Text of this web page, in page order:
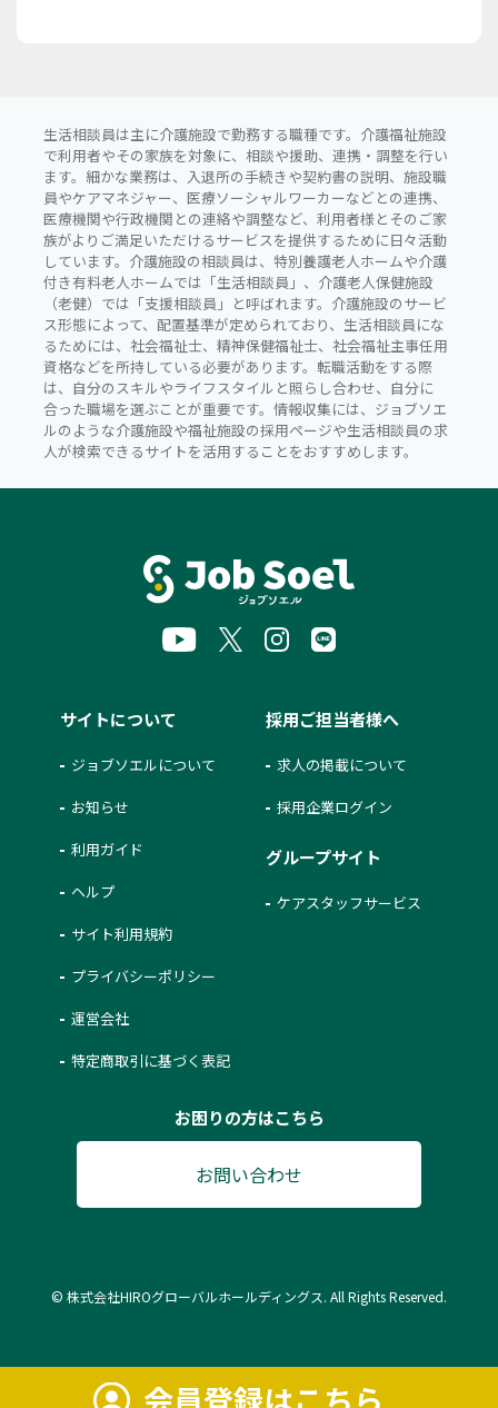
生活相談員は主に介護施設で勤務する職種です。介護福祉施設
で利用者やその家族を対象に、相談や援助、連携・調整を行い
ます。細かな業務は、入退所の手続きや契約書の説明、施設職
員やケアマネジャー、医療ソーシャルワーカーなどとの連携、
医療機関や行政機関との連絡や調整など、利用者様とそのご家
族がよりご満足いただけるサービスを提供するために日々活動
しています。介護施設の相談員は、特別養護老人ホームや介護
付き有料老人ホームでは「生活相談員」、介護老人保健施設
（老健）では「支援相談員」と呼ばれます。介護施設のサービ
ス形態によって、配置基準が定められており、生活相談員にな
るためには、社会福祉士、精神保健福祉士、社会福祉主事任用
資格などを所持している必要があります。転職活動をする際
は、自分のスキルやライフスタイルと照らし合わせ、自分に
合った職場を選ぶことが重要です。情報収集には、ジョブソエ
ルのような介護施設や福祉施設の採用ページや生活相談員の求
人が検索できるサイトを活用することをおすすめします。
サイトについて
ジョブソエルについて
お知らせ
利用ガイド
ヘルプ
サイト利用規約
プライバシーポリシー
運営会社
特定商取引に基づく表記
採用ご担当者様へ
求人の掲載について
採用企業ログイン
グループサイト
ケアスタッフサービス
お困りの方はこちら
お問い合わせ
© 株式会社HIROグローバルホールディングス. All Rights Reserved.